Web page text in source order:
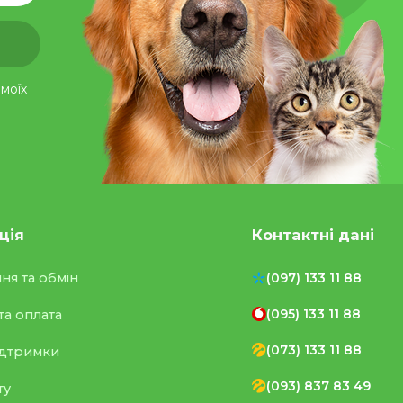
та обмін
оплата
Контактні дані
(097) 133 11 88
(095) 133 11 88
(073) 133 11 88
(093) 837 83 49